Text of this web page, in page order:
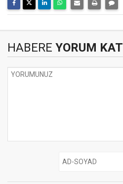
HABERE YORUM KAT